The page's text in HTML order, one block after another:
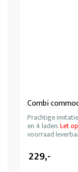
Combi
Prachtige
en 4 laden.Let
voorraad
229,-